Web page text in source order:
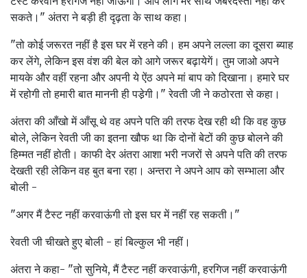
सकते।" अंतरा ने बड़ी ही दृढ़ता के साथ कहा।
"तो कोई जरूरत नहीं है इस घर में रहने की। हम अपने लल्ला का दूसरा ब्याह
कर लेंगे, लेकिन इस वंश की बेल को आगे जरूर बढ़ायेगें। तुम जाओ अपने
मायके और वहीं रहना और अपनी ये ऐंठ अपने मां बाप को दिखाना। हमारे घर
में रहोगी तो हमारी बात माननी ही पडे़गी।" रेवती जी ने कठोरता से कहा।
अंतरा की आँखो में आँसू थे वह अपने पति की तरफ देख रही थी कि वह कुछ
बोले, लेकिन रेवती जी का इतना खौफ था कि दोनों बेटों की कुछ बोलने की
हिम्मत नहीं होती। काफी देर अंतरा आशा भरी नजरों से अपने पति की तरफ
देखती रही लेकिन वह बुत बना रहा। अन्तरा ने अपने आप को सम्भाला और
बोली -
"अगर मैं टैस्ट नहीं करवाऊंगी तो इस घर में नहीं रह सकती।"
रेवती जी चीखते हुए बोली - हां बिल्कुल भी नहीं।
अंतरा ने कहा- "तो सुनिये, मैं टैस्ट नहीं करवाऊंगी, हरगिज नहीं करवाऊंगी